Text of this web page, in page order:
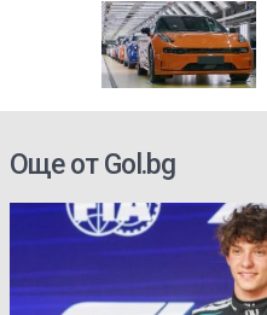
Още от Gol.bg